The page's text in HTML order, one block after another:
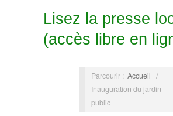
Lisez la presse
(accès libre en
Parcourir : Accueil /
Inauguration du jardin
public